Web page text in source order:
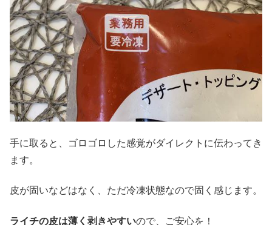
手に取ると、ゴロゴロした感覚がダイレクトに伝わってき
ます。
皮が固いなどはなく、ただ冷凍状態なので固く感じます。
ライチの皮は薄く剥きやすいので、ご安心を！